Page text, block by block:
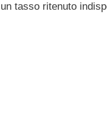
tasso ritenuto